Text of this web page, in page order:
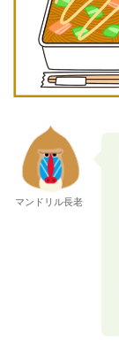
マンドリル長老